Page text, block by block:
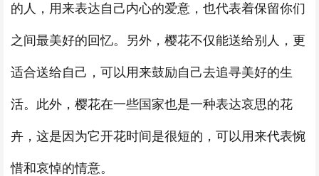
的人，用来表达自己内心的爱意，也代表着保留你们
之间最美好的回忆。另外，樱花不仅能送给别人，更
适合送给自己，可以用来鼓励自己去追寻美好的生
活。此外，樱花在一些国家也是一种表达哀思的花
卉，这是因为它开花时间是很短的，可以用来代表惋
惜和哀悼的情意。